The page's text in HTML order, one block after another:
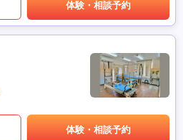
体験・相談予約
体験・相談予約